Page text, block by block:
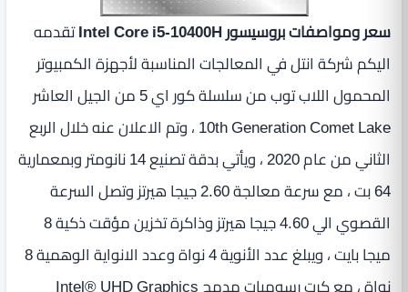
سعر ومواصفات بروسيسور Intel Core i5-10400H
تقدمه
اليكم شركة انتل في المعالجات المناسبة لأجهزة الكمبيوتر
المحمول اللاب توب من سلسلة كور اي 5 من الجيل العاشر
10th Generation Comet Lake ، وتم الاعلان عنه خلال الربع
الثاني من عام 2020 ، ويأتي بدقة تصنيع 14 نانومتر وبمعمارية
64 بت ، مع سرعة معالجة 2.60 جيجا هيرتز وتصل السرعة
القصوي الي 4.60 جيجا هيرتز وذاكرة تخزين مؤقت ذكية 8
ميجا بايت ، ويبلغ عدد الأنوية 4 نواة وعدد الانواية الوهمية 8